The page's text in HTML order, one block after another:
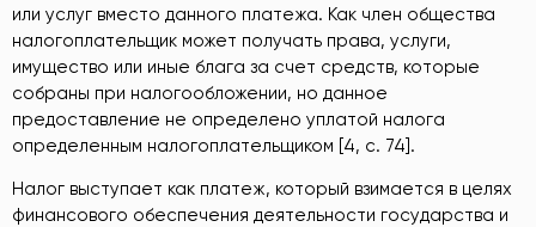
или услуг вместо данного платежа. Как член общества
налогоплательщик может получать права, услуги,
имущество или иные блага за счет средств, которые
собраны при налогообложении, но данное
предоставление не определено уплатой налога
определенным налогоплательщиком [4, c. 74].
Налог выступает как платеж, который взимается в целях
финансового обеспечения деятельности государства и